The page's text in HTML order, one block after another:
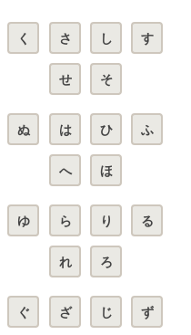
く さ し す
せ そ
ぬ は ひ ふ
へ ほ
ゆ ら り る
れ ろ
ぐ ざ じ ず